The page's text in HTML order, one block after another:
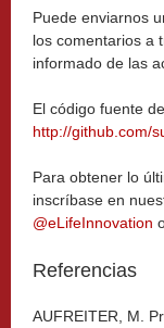
Puede enviarnos
los comentarios a
informado de las
El código fuente de
http://github.com/
Para obtener lo
inscríbase en
@eLifeInnovation
Referencias
AUFREITER, M.